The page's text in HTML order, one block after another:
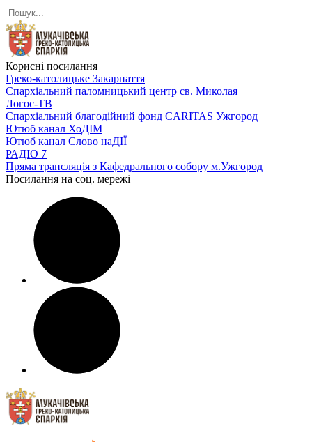
Корисні посилання
Греко-католицьке Закарпаття
Єпархіальний паломницький центр св. Миколая
Логос-ТВ
Єпархіальний благодійний фонд CARITAS Ужгород
Ютюб канал ХоДІМ
Ютюб канал Слово наДІЇ
РАДІО 7
Пряма трансляція з Кафедрального собору м.Ужгород
Посилання на соц. мережі